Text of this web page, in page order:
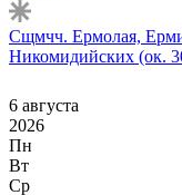
Сщмчч. Ермолая,
Никомидийских (ок.
6 августа
2026
Пн
Вт
Ср